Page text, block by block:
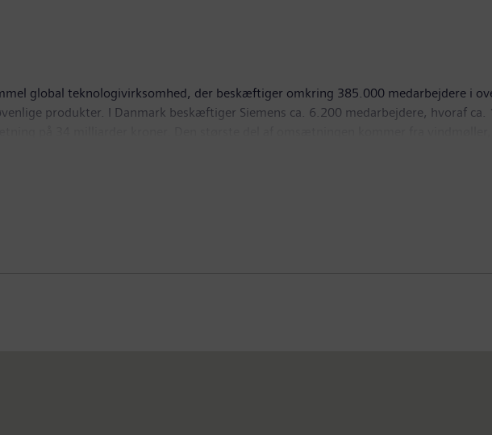
global teknologivirksomhed, der beskæftiger omkring 385.000 medarbejdere i
produkter. I Danmark beskæftiger Siemens ca. 6.200 medarbejdere, hvoraf ca.
Siemens Energy A/S, Siemens Gamesa Renewable Energy A/S, Siemens Industry